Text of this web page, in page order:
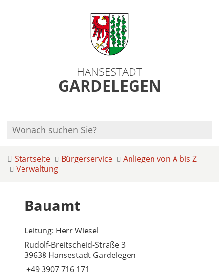
HANSESTADT
GARDELEGEN
Startseite Bürgerservice
Anliegen von A bis Z
Verwaltung
Bauamt
Leitung: Herr Wiesel
Rudolf-Breitscheid-Straße 3
39638 Hansestadt Gardelegen
+49 3907 716 171